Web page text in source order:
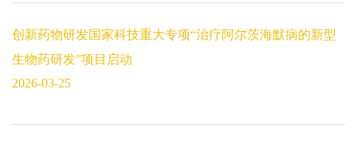
创新药物研发国家科技重大专项“治疗阿尔茨海默病的新型
生物药研发”项目启动
2026-03-25